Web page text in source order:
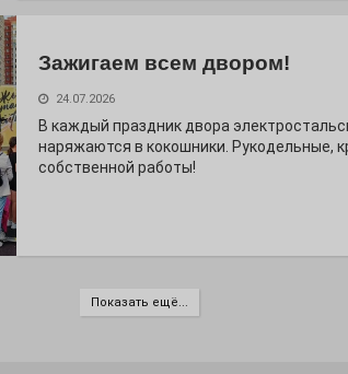
Зажигаем всем двором!
24.07.2026
В каждый праздник двора
наряжаются в кокошники. Рукодельные,
собственной работы!
Показать ещё...